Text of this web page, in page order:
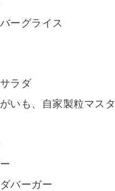
ーグライス
ラダ
いも、自家製粒マス
バーガー